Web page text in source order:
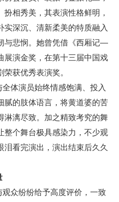
相秀美，其表演性格鲜明，
实深沉、清新柔美的特质融入
与悲悯。她曾凭借《西厢记—
展演金奖，在第十三届中国戏
获优秀表演奖。
体演员始终情感饱满、投入
腻的肢体语言，将黄道婆的苦
淋漓尽致。加之精致考究的舞
整个舞台极具感染力，不少观
看完演出，演出结束后久久
众纷纷给予高度评价，一致